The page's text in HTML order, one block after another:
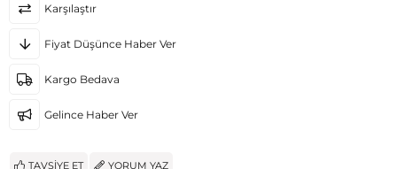
Karşılaştır
Fiyat Düşünce Haber Ver
Kargo Bedava
Gelince Haber Ver
TAVSIYE ET YORUM YAZ